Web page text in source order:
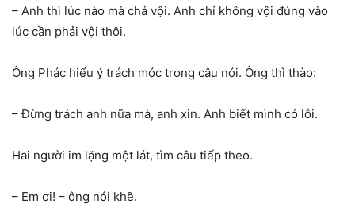
– Anh thì lúc nào mà chả vội. Anh chỉ không vội đúng vào
lúc cần phải vội thôi.
Ông Phác hiểu ý trách móc trong câu nói. Ông thì thào:
– Đừng trách anh nữa mà, anh xin. Anh biết mình có lỗi.
Hai người im lặng một lát, tìm câu tiếp theo.
– Em ơi! – ông nói khẽ.